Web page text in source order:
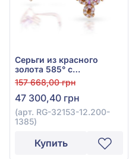
Серьги из красного
золота 585° с
бриллиантом 0,2ct и
аметистом 11,35ct, арт.
RG-32153-12.200-1385
157 668,00 грн
47 300,40 грн
(арт. RG-32153-12.200-
1385)
Купить